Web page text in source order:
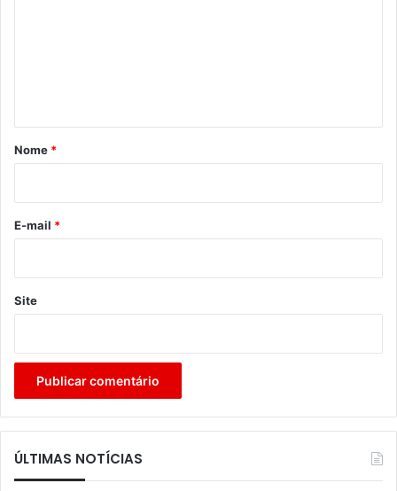
r
*
Nome *
E-mail *
Site
ÚLTIMAS NOTÍCIAS